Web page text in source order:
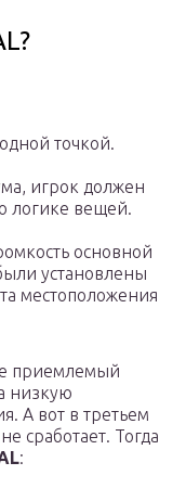
точкой.
игрок должен
логике вещей.
основной
установлены
местоположения
приемлемый
низкую
А вот в третьем
сработает. Тогда
: